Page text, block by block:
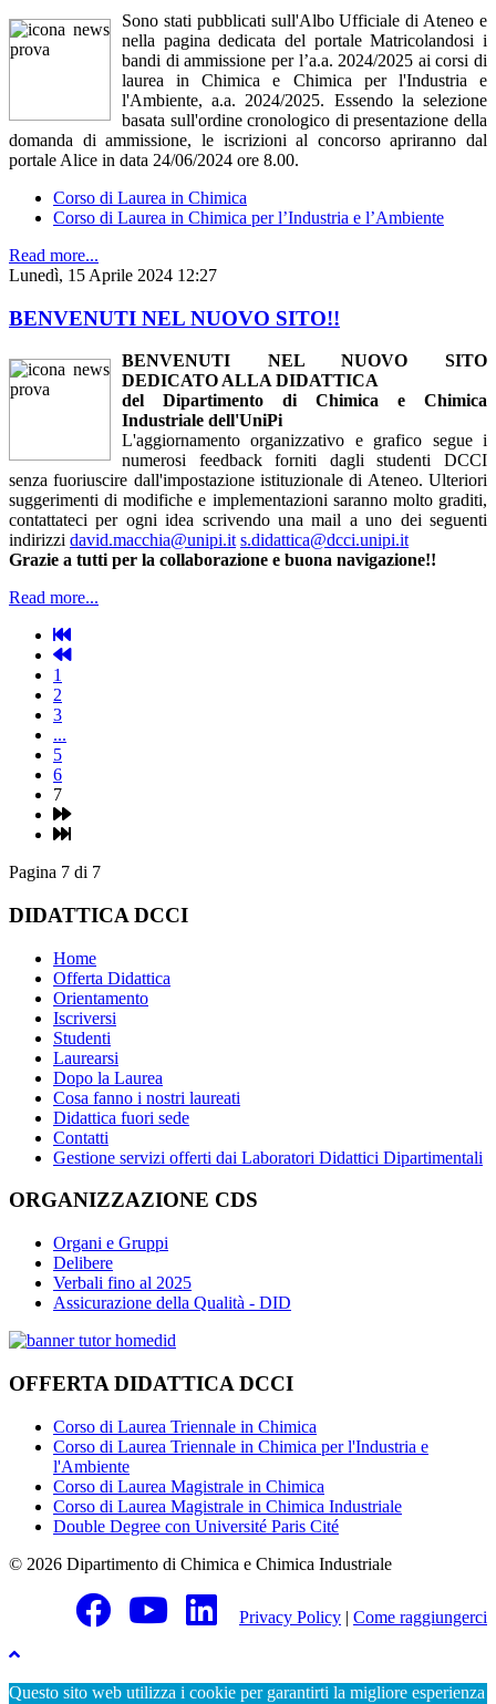
Sono stati pubblicati sull'Albo Ufficiale di Ateneo e
nella pagina dedicata del portale Matricolandosi i
bandi di ammissione per l’a.a. 2024/2025 ai corsi di
laurea in Chimica e Chimica per l'Industria e
l'Ambiente, a.a. 2024/2025. Essendo la selezione
basata sull'ordine cronologico di presentazione della
domanda di ammissione, le iscrizioni al concorso apriranno dal
portale Alice in data 24/06/2024 ore 8.00.
Corso di Laurea in Chimica
Corso di Laurea in Chimica per l’Industria e l’Ambiente
Read more...
Lunedì, 15 Aprile 2024 12:27
BENVENUTI NEL NUOVO SITO!!
BENVENUTI NEL NUOVO SITO
DEDICATO ALLA DIDATTICA
del Dipartimento di Chimica e Chimica
Industriale dell'UniPi
L'aggiornamento organizzativo e grafico segue i
numerosi feedback forniti dagli studenti DCCI
senza fuoriuscire dall'impostazione istituzionale di Ateneo. Ulteriori
suggerimenti di modifiche e implementazioni saranno molto graditi,
contattateci per ogni idea scrivendo una mail a uno dei seguenti
indirizzi david.macchia@unipi.it s.didattica@dcci.unipi.it
Grazie a tutti per la collaborazione e buona navigazione!!
Read more...
1
2
3
...
5
6
7
Pagina 7 di 7
DIDATTICA DCCI
Home
Offerta Didattica
Orientamento
Iscriversi
Studenti
Laurearsi
Dopo la Laurea
Cosa fanno i nostri laureati
Didattica fuori sede
Contatti
Gestione servizi offerti dai Laboratori Didattici Dipartimentali
ORGANIZZAZIONE CDS
Organi e Gruppi
Delibere
Verbali fino al 2025
Assicurazione della Qualità - DID
OFFERTA DIDATTICA DCCI
Corso di Laurea Triennale in Chimica
Corso di Laurea Triennale in Chimica per l'Industria e
l'Ambiente
Corso di Laurea Magistrale in Chimica
Corso di Laurea Magistrale in Chimica Industriale
Double Degree con Université Paris Cité
© 2026 Dipartimento di Chimica e Chimica Industriale
Privacy Policy | Come raggiungerci
Questo sito web utilizza i cookie per garantirti la migliore esperienza